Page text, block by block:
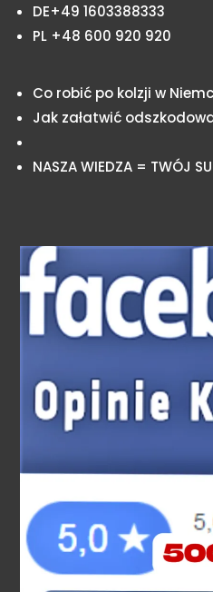
DE+49 1603388333
PL +48 600 920 920
Co robić po kolzji w
Jak załatwić
NASZA WIEDZA = TWÓJ